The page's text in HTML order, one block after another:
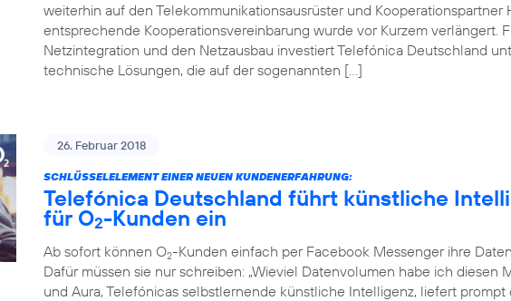
weiterhin auf den Telekommunikationsausrüster und Kooperationspartner
entsprechende Kooperationsvereinbarung wurde vor Kurzem verlängert.
Netzintegration und den Netzausbau investiert Telefónica Deutschland
technische Lösungen, die auf der sogenannten […]
26. Februar 2018
SCHLÜSSELELEMENT EINER NEUEN KUNDENERFAHRUNG:
Telefónica Deutschland führt künstliche
für O2-Kunden ein
Ab sofort können O2-Kunden einfach per Facebook Messenger ihre
Dafür müssen sie nur schreiben: „Wieviel Datenvolumen habe ich diesen
und Aura, Telefónicas selbstlernende künstliche Intelligenz, liefert prompt